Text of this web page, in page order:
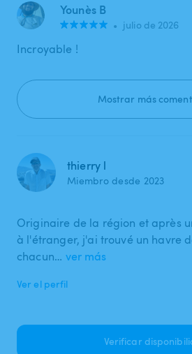
Younès B
• julio de 2026
Incroyable !
Mostrar más
thierry l
Miembro desde 2023
Originaire de la région et après
à l'étranger, j'ai trouvé un havre
chacun… ver más
Ver el perfil
Verificar